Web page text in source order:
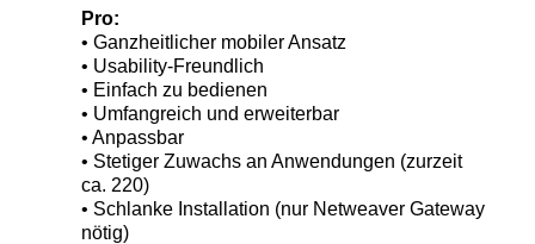
Pro:
• Ganzheitlicher mobiler Ansatz
• Usability-Freundlich
• Einfach zu bedienen
• Umfangreich und erweiterbar
• Anpassbar
• Stetiger Zuwachs an Anwendungen (zurzeit
ca. 220)
• Schlanke Installation (nur Netweaver Gateway
nötig)